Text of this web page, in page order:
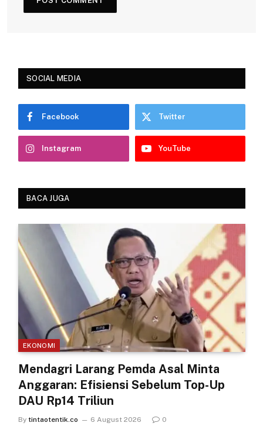
SOCIAL MEDIA
Facebook Twitter
Instagram YouTube
BACA JUGA
EKONOMI
Mendagri Larang Pemda Asal Minta
Anggaran: Efisiensi Sebelum Top-Up
DAU Rp14 Triliun
By tintaotentik.co 6 August 2026 0